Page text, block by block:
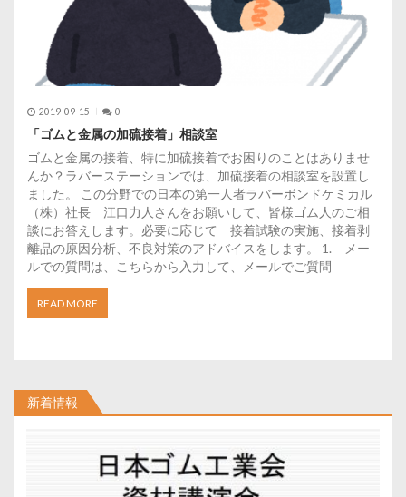
2019-09-15 0
「ゴムと金属の加硫接着」相談室
ゴムと金属の接着、特に加硫接着でお困りのことはありませ
んか？ラバーステーションでは、加硫接着の相談室を設置し
ました。 この分野での日本の第一人者ラバーボンドケミカル
（株）社長 江口力人さんをお願いして、皆様ゴム人のご相
談にお答えします。必要に応じて 接着試験の実施、接着剥
離品の原因分析、不良対策のアドバイスをします。 1. メー
ルでの質問は、こちらから入力して、メールでご質問
READ MORE
新着情報